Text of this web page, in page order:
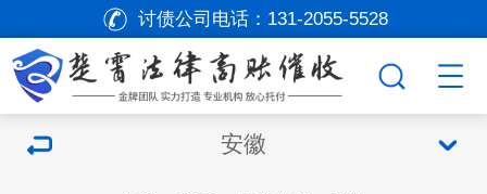
讨债公司电话： 131-2055-5528
安徽